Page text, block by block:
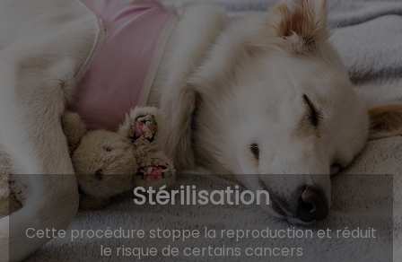
IvcPractices.HeaderNav.Search.Label
Envoyer
Stérilisation
Cette procédure stoppe la reproduction et réduit
le risque de certains cancers